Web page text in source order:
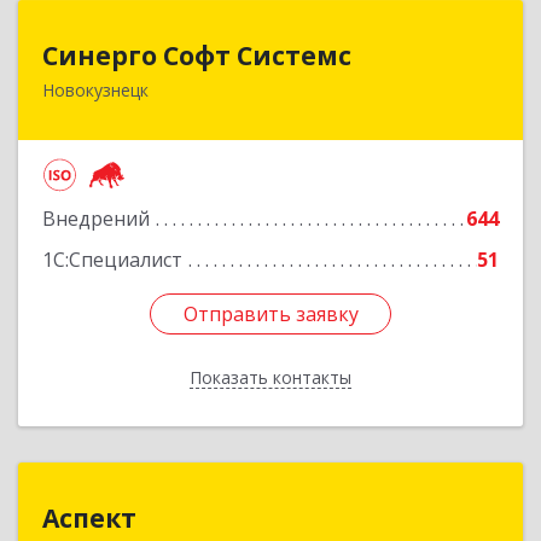
Синерго Софт Системс
Новокузнецк
Внедрений
644
1С:Специалист
51
Отправить заявку
Показать контакты
Синерго Софт Системс
654005, Кемеровская обл, Новокузнецк г,
Отправить заявку
Назад
Аспект